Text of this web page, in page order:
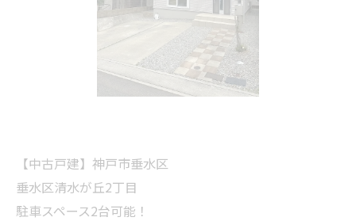
【中古戸建】神戸市垂水区
垂水区清水が丘2丁目
駐車スペース2台可能！